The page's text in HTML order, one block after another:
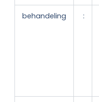
behandeling :